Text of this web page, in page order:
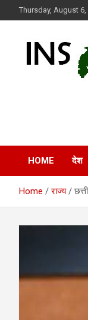
to
Thursday, August 6,
HOME देश
Home राज्य